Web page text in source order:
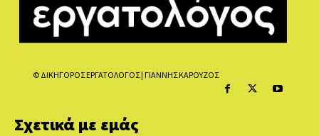
© ΔΙΚΗΓΟΡΟΣ ΕΡΓΑΤΟΛΟΓΟΣ | ΓΙΑΝΝΗΣ ΚΑΡΟΥΖΟΣ
Σχετικά με εμάς